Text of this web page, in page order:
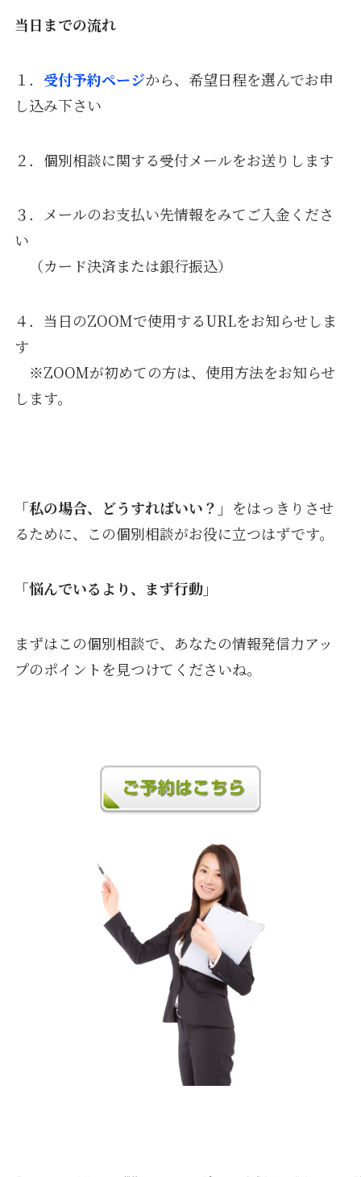
当日までの流れ
１． 受付予約ページから、希望日程を選んでお申
し込み下さい
２．個別相談に関する受付メールをお送りします
３．メールのお支払い先情報をみてご入金くださ
い
（カード決済または銀行振込）
４．当日のZOOMで使用するURLをお知らせしま
す
※ZOOMが初めての方は、使用方法をお知らせ
します。
「私の場合、どうすればいい？」 をはっきりさせ
るために、この個別相談がお役に立つはずです。
「悩んでいるより、まず行動」
まずはこの個別相談で、あなたの情報発信力アッ
プのポイントを見つけてくださいね。